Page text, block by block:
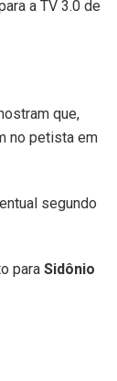
a TV 3.0 de
que,
no petista em
segundo
para Sidônio